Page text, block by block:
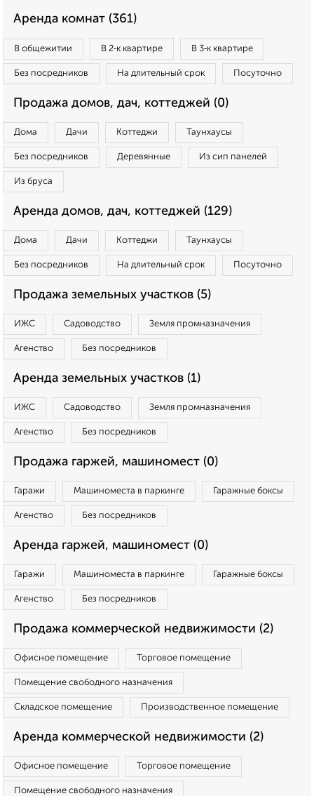
Аренда комнат (361)
В общежитии В 2‑к квартире В 3‑к квартире
Без посредников На длительный срок Посуточно
Продажа домов, дач, коттеджей (0)
Дома Дачи Коттеджи Таунхаусы
Без посредников Деревянные Из сип панелей
Из бруса
Аренда домов, дач, коттеджей (129)
Дома Дачи Коттеджи Таунхаусы
Без посредников На длительный срок Посуточно
Продажа земельных участков (5)
ИЖС Садоводство Земля промназначения
Агенство Без посредников
Аренда земельных участков (1)
ИЖС Садоводство Земля промназначения
Агенство Без посредников
Продажа гаржей, машиномест (0)
Гаражи Машиноместа в паркинге Гаражные боксы
Агенство Без посредников
Аренда гаржей, машиномест (0)
Гаражи Машиноместа в паркинге Гаражные боксы
Агенство Без посредников
Продажа коммерческой недвижимости (2)
Офисное помещение Торговое помещение
Помещение свободного назначения
Складское помещение Производственное помещение
Аренда коммерческой недвижимости (2)
Офисное помещение Торговое помещение
Помещение свободного назначения